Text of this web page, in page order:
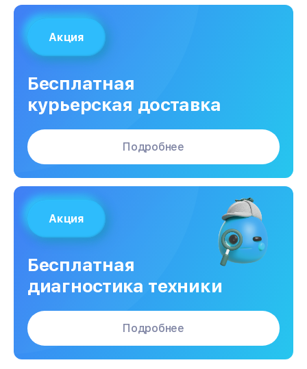
Акция
Бесплатная
курьерская доставка
Подробнее
Акция
Бесплатная
диагностика техники
Подробнее